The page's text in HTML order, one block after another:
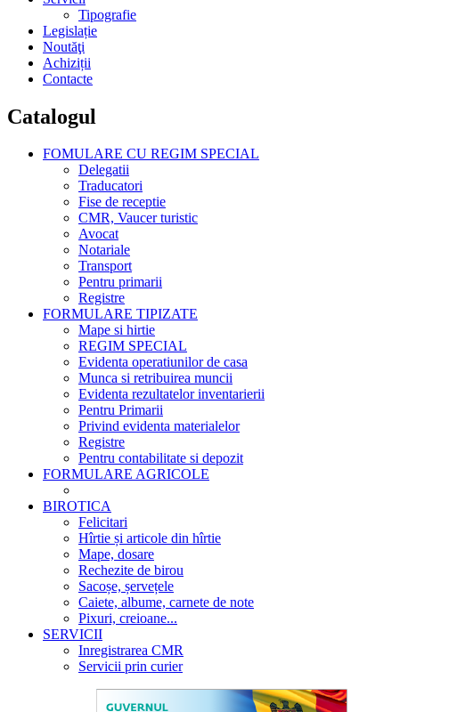
Tipografie
Legislație
Noutăţi
Achiziții
Contacte
Catalogul
FOMULARE CU REGIM SPECIAL
Delegatii
Traducatori
Fise de receptie
CMR, Vaucer turistic
Avocat
Notariale
Transport
Pentru primarii
Registre
FORMULARE TIPIZATE
Mape si hirtie
REGIM SPECIAL
Evidenta operatiunilor de casa
Munca si retribuirea muncii
Evidenta rezultatelor inventarierii
Pentru Primarii
Privind evidenta materialelor
Registre
Pentru contabilitate si depozit
FORMULARE AGRICOLE
BIROTICA
Felicitari
Hîrtie și articole din hîrtie
Mape, dosare
Rechezite de birou
Sacoșe, șervețele
Caiete, albume, carnete de note
Pixuri, creioane...
SERVICII
Inregistrarea CMR
Servicii prin curier